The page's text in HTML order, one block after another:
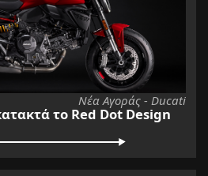
Νέα Αγοράς - Ducati
το Red Dot Design